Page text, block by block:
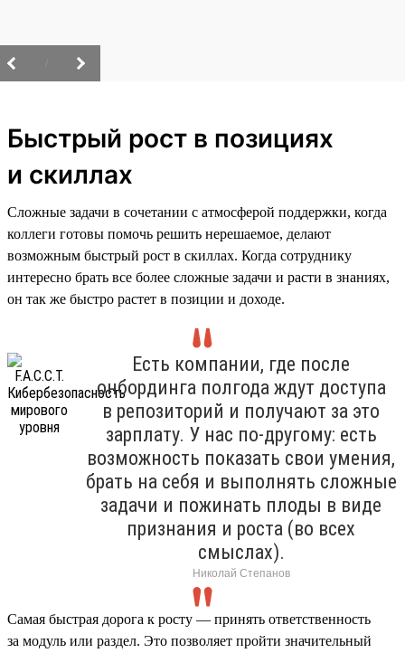
Быстрый рост в позициях
и скиллах
Сложные задачи в сочетании с атмосферой поддержки, когда
коллеги готовы помочь решить нерешаемое, делают
возможным быстрый рост в скиллах. Когда сотруднику
интересно брать все более сложные задачи и расти в знаниях,
он так же быстро растет в позиции и доходе.
Есть компании, где после
онбординга полгода ждут доступа
в репозиторий и получают за это
зарплату. У нас по-другому: есть
возможность показать свои умения,
брать на себя и выполнять сложные
задачи и пожинать плоды в виде
признания и роста (во всех
смыслах).
Николай Степанов
Самая быстрая дорога к росту — принять ответственность
за модуль или раздел. Это позволяет пройти значительный